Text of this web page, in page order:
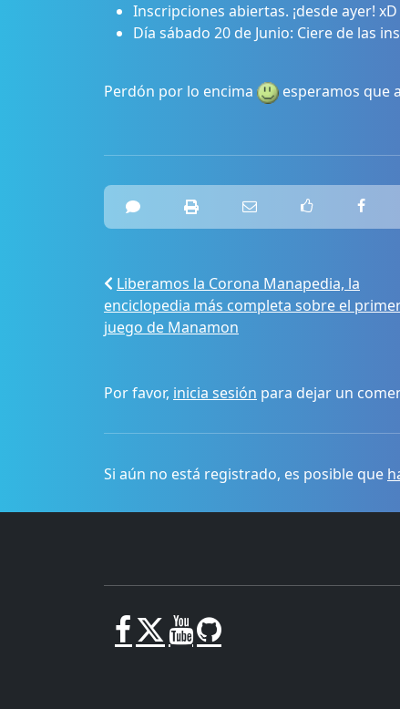
Inscripciones abiertas. ¡desde ayer! xD
Día sábado 20 de Junio: Ciere de las
Perdón por lo encima esperamos que
Liberamos la Corona Manapedia, la
enciclopedia más completa sobre el
juego de Manamon
Por favor, inicia sesión para dejar un
Si aún no está registrado, es posible que